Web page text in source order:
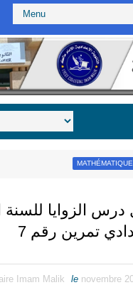
MATHÉMATIQUES
الزوايا للسنة
تمرين رقم 7
Imam Malik le novembre